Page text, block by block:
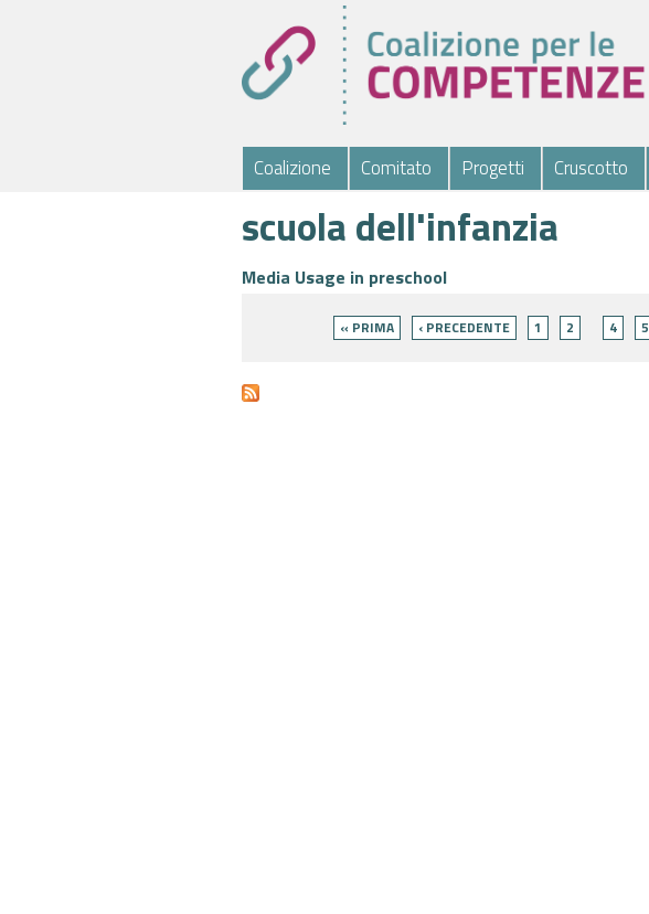
Coalizione Comitato Progetti Cruscotto
scuola dell'infanzia
Media Usage in preschool
« PRIMA ‹ PRECEDENTE 1 2 4 5